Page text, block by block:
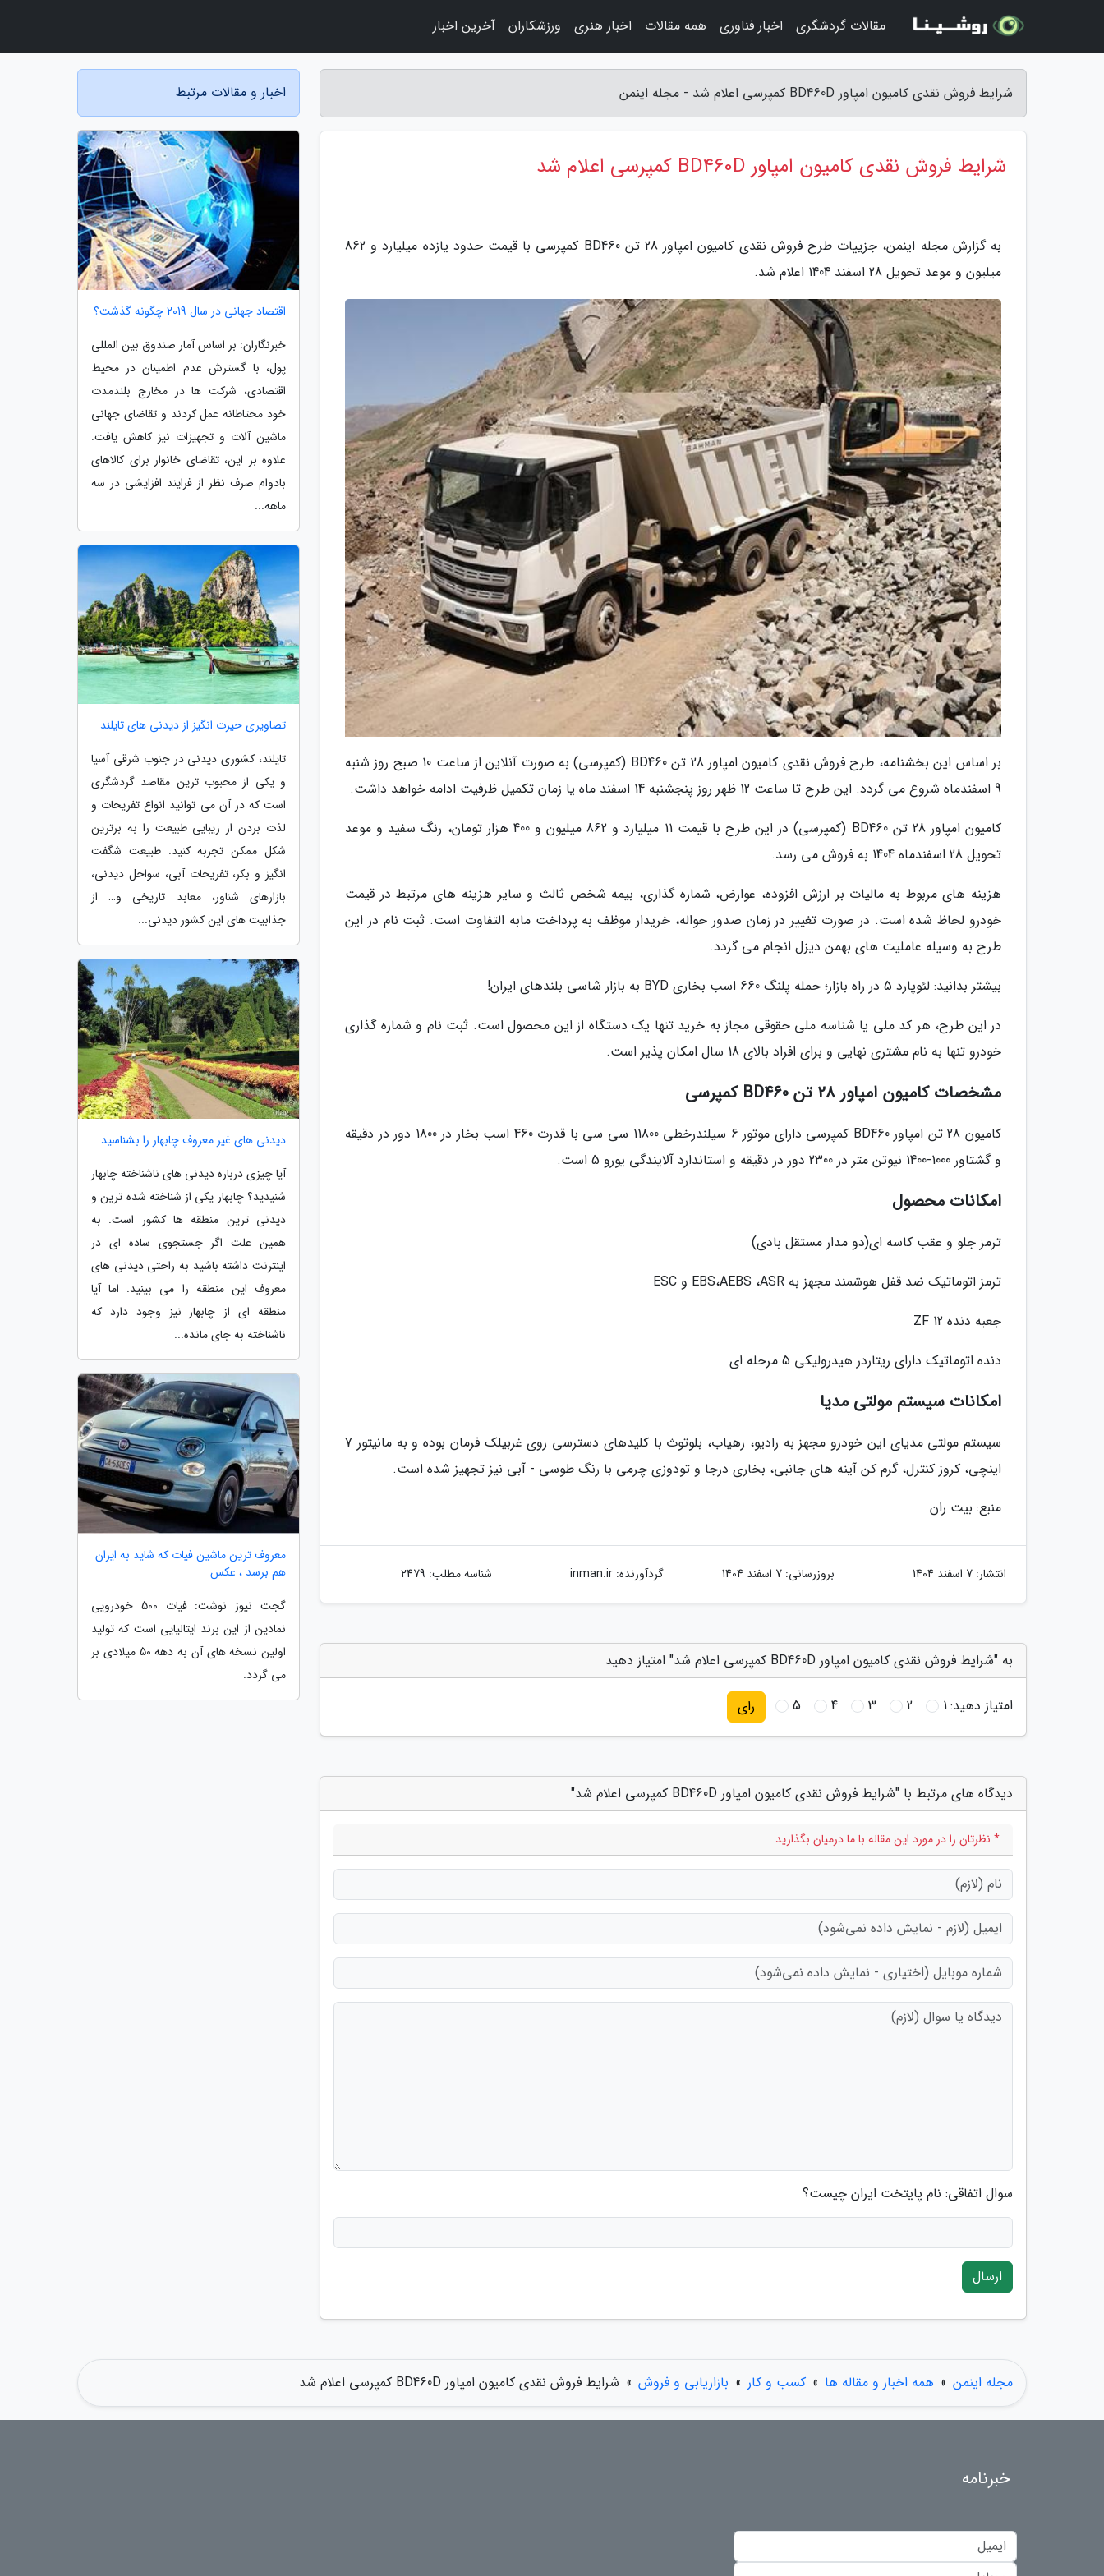
شرایط فروش نقدی کامیون امپاور BD460D کمپرسی اعلام شد - مجله اینمن
شرایط فروش نقدی کامیون امپاور BD460D کمپرسی اعلام شد
به گزارش مجله اینمن، جزییات طرح فروش نقدی کامیون امپاور 28 تن BD460 کمپرسی با قیمت حدود یازده میلیارد و 862
میلیون و موعد تحویل 28 اسفند 1404 اعلام شد.
بر اساس این بخشنامه، طرح فروش نقدی کامیون امپاور 28 تن BD460 (کمپرسی) به صورت آنلاین از ساعت 10 صبح روز شنبه
9 اسفندماه شروع می گردد. این طرح تا ساعت 12 ظهر روز پنجشنبه 14 اسفند ماه یا زمان تکمیل ظرفیت ادامه خواهد داشت.
کامیون امپاور 28 تن BD460 (کمپرسی) در این طرح با قیمت 11 میلیارد و 862 میلیون و 400 هزار تومان، رنگ سفید و موعد
تحویل 28 اسفندماه 1404 به فروش می رسد.
هزینه های مربوط به مالیات بر ارزش افزوده، عوارض، شماره گذاری، بیمه شخص ثالث و سایر هزینه های مرتبط در قیمت
خودرو لحاظ شده است. در صورت تغییر در زمان صدور حواله، خریدار موظف به پرداخت مابه التفاوت است. ثبت نام در این
طرح به وسیله عاملیت های بهمن دیزل انجام می گردد.
بیشتر بدانید: لئوپارد 5 در راه بازار؛ حمله پلنگ 660 اسب بخاری BYD به بازار شاسی بلندهای ایران!
در این طرح، هر کد ملی یا شناسه ملی حقوقی مجاز به خرید تنها یک دستگاه از این محصول است. ثبت نام و شماره گذاری
خودرو تنها به نام مشتری نهایی و برای افراد بالای 18 سال امکان پذیر است.
مشخصات کامیون امپاور 28 تن BD460 کمپرسی
کامیون 28 تن امپاور BD460 کمپرسی دارای موتور 6 سیلندرخطی 11800 سی سی با قدرت 460 اسب بخار در 1800 دور در دقیقه
و گشتاور 1000-1400 نیوتن متر در 2300 دور در دقیقه و استاندارد آلایندگی یورو 5 است.
امکانات محصول
ترمز جلو و عقب کاسه ای(دو مدار مستقل بادی)
ترمز اتوماتیک ضد قفل هوشمند مجهز به EBS،AEBS ،ASR و ESC
جعبه دنده ZF 12
دنده اتوماتیک دارای ریتاردر هیدرولیکی 5 مرحله ای
امکانات سیستم مولتی مدیا
سیستم مولتی مدیای این خودرو مجهز به رادیو، رهیاب، بلوتوث با کلیدهای دسترسی روی غربیلک فرمان بوده و به مانیتور 7
اینچی، کروز کنترل، گرم کن آینه های جانبی، بخاری درجا و تودوزی چرمی با رنگ طوسی - آبی نیز تجهیز شده است.
منبع: بیت ران
انتشار: 7 اسفند 1404 بروزرسانی: 7 اسفند 1404 گردآورنده:inman.ir شناسه مطلب: 2479
به "شرایط فروش نقدی کامیون امپاور BD460D کمپرسی اعلام شد" امتیاز دهید
امتیاز دهید:1
2
3
4
5 رای
دیدگاه های مرتبط با "شرایط فروش نقدی کامیون امپاور BD460D کمپرسی اعلام شد"
* نظرتان را در مورد این مقاله با ما درمیان بگذارید
سوال اتفاقی: نام پایتخت ایران چیست؟
ارسال
اخبار و مقالات مرتبط
اقتصاد جهانی در سال 2019 چگونه گذشت؟
خبرنگاران: بر اساس آمار صندوق بین المللی
پول، با گسترش عدم اطمینان در محیط
اقتصادی، شرکت ها در مخارج بلندمدت
خود محتاطانه عمل کردند و تقاضای جهانی
ماشین آلات و تجهیزات نیز کاهش یافت.
علاوه بر این، تقاضای خانوار برای کالاهای
بادوام صرف نظر از فرایند افزایشی در سه
ماهه...
تصاویری حیرت انگیز از دیدنی های تایلند
تایلند، کشوری دیدنی در جنوب شرقی آسیا
و یکی از محبوب ترین مقاصد گردشگری
است که در آن می توانید انواع تفریحات و
لذت بردن از زیبایی طبیعت را به برترین
شکل ممکن تجربه کنید. طبیعت شگفت
انگیز و بکر، تفریحات آبی، سواحل دیدنی،
بازارهای شناور، معابد تاریخی و… از
جذابیت های این کشور دیدنی...
دیدنی های غیر معروف چابهار را بشناسید
آیا چیزی درباره دیدنی های ناشناخته چابهار
شنیدید؟ چابهار یکی از شناخته شده ترین و
دیدنی ترین منطقه ها کشور است. به
همین علت اگر جستجوی ساده ای در
اینترنت داشته باشید به راحتی دیدنی های
معروف این منطقه را می بینید. اما آیا
منطقه ای از چابهار نیز وجود دارد که
ناشناخته به جای مانده...
معروف ترین ماشین فیات که شاید به ایران
هم برسد ، عکس
گجت نیوز نوشت: فیات 500 خودرویی
نمادین از این برند ایتالیایی است که تولید
اولین نسخه های آن به دهه 50 میلادی بر
می گردد.
مجله اینمن » همه اخبار و مقاله ها » کسب و کار » بازاریابی و فروش » شرایط فروش نقدی کامیون امپاور BD460D کمپرسی اعلام شد
مقالات گردشگری اخبار فناوری همه مقالات اخبار هنری ورزشکاران آخرین اخبار
خبرنامه